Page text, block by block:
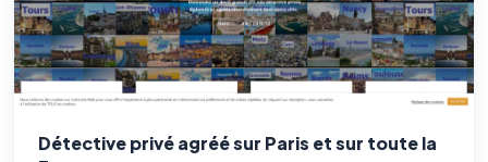
Détective privé agréé sur Paris et sur toute la